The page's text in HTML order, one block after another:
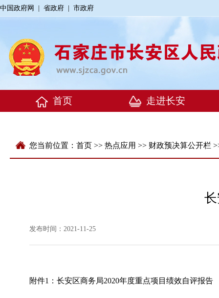
中国政府网 省政府 市政府
您当前位置： 首页 >> 热点应用 >> 财政预决算公开栏
发布时间：2021-11-25
附件1： 长安区商务局2020年度重点项目绩效自评报告